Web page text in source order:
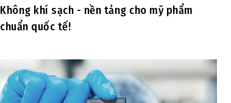
Không khí sạch - nền tảng cho mỹ phẩm
chuẩn quốc tế!